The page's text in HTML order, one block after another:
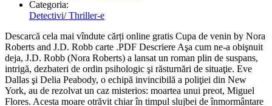
Categoria:
Detectivi/ Thriller-e
Descarcă cela mai vîndute cărți online gratis Cupa de venin by Nora
Roberts and J.D. Robb carte .PDF Descriere Aşa cum ne-a obişnuit
deja, J.D. Robb (Nora Roberts) a lansat un roman plin de suspans,
intrigă, dezbateri de ordin psihologic şi răsturnări de situaţie. Eve
Dallas şi Delia Peabody, o echipă invincibilă a poliţiei din New
York, au de rezolvat un caz misterios: moartea unui preot, Miguel
Flores. Acesta moare otrăvit chiar în timpul slujbei de înmormântare